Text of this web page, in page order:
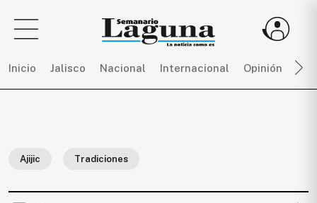
Inicio Jalisco Nacional Internacional Opinión
actualidad
Ajijic Tradiciones